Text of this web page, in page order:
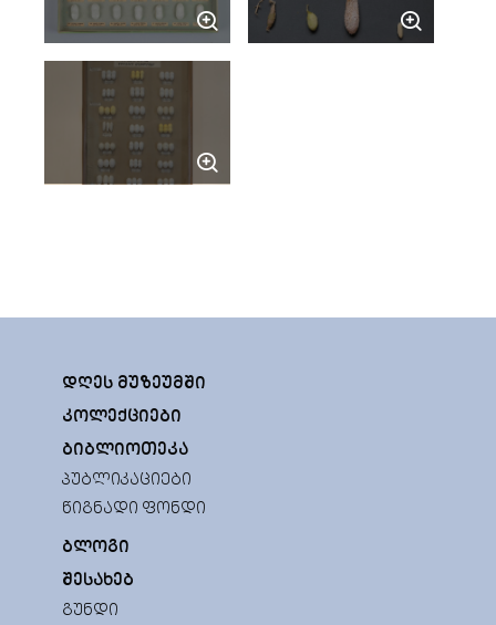
ᲓᲦᲔᲡ ᲛᲣᲖᲔᲣᲛᲨᲘ
ᲙᲝᲚᲔᲥᲪᲘᲔᲑᲘ
ᲑᲘᲑᲚᲘᲝᲗᲔᲙᲐ
ᲞᲣᲑᲚᲘᲙᲐᲪᲘᲔᲑᲘ
ᲬᲘᲒᲜᲐᲓᲘ ᲤᲝᲜᲓᲘ
ᲑᲚᲝᲒᲘ
ᲨᲔᲡᲐᲮᲔᲑ
ᲒᲣᲜᲓᲘ